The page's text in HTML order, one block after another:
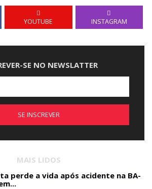
YOUTUBE INSTAGRAM
SE NO NEWSLATTER
SE INSCREVER
MAIS LIDOS
perde a vida após acidente na BA-